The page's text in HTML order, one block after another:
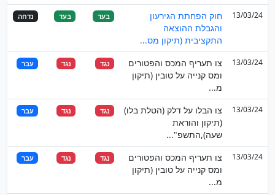
13/03/24
חוק הפחתת הגירעון
והגבלת ההוצאה
התקציבית (תיקון מס...
בעד בעד נדחה
13/03/24
צו תעריף המכס והפטורים
ומס קנייה על טובין (תיקון
מ...
נגד נגד עבר
13/03/24
צו הבלו על דלק (הטלת בלו)
(תיקון והוראת
שעה),התשפ"...
נגד נגד עבר
13/03/24
צו תעריף המכס והפטורים
ומס קנייה על טובין (תיקון
מ...
נגד נגד עבר